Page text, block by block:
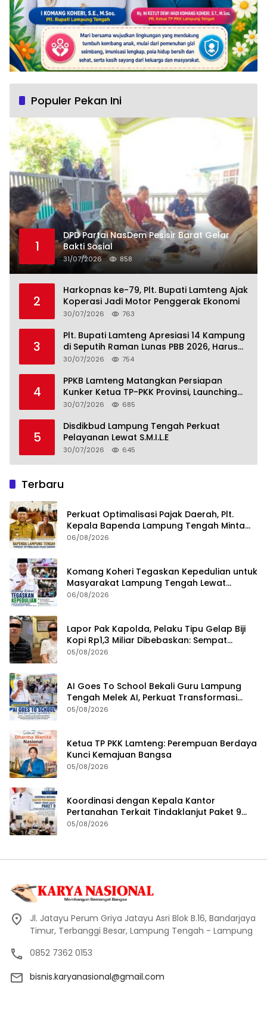
Populer Pekan Ini
1
DPD Partai NasDem Pesisir Barat Gelar
Bakti Sosial
31/07/2026 858
2
Harkopnas ke-79, Plt. Bupati Lamteng Ajak
Koperasi Jadi Motor Penggerak Ekonomi
30/07/2026 763
3
Plt. Bupati Lamteng Apresiasi 14 Kampung
di Seputih Raman Lunas PBB 2026, Harus
Jadi Contoh!
30/07/2026 754
4
PPKB Lamteng Matangkan Persiapan
Kunker Ketua TP-PKK Provinsi, Launching
Sekolah Lansia di 14 Kampung Jadi Fokus
30/07/2026 685
5
Disdikbud Lampung Tengah Perkuat
Pelayanan Lewat S.M.I.L.E
30/07/2026 645
Terbaru
Perkuat Optimalisasi Pajak Daerah, Plt.
Kepala Bapenda Lampung Tengah Minta
Seluruh Pengelola Tingkatkan Inovasi dan
06/08/2026
Komang Koheri Tegaskan Kepedulian untuk
Masyarakat Lampung Tengah Lewat
Penyaluran Bantuan Disabilitas
06/08/2026
Lapor Pak Kapolda, Pelaku Tipu Gelap Biji
Kopi Rp1,3 Miliar Dibebaskan: Sempat
Ditangkap di Jawa Tengah dan Ditahan di
05/08/2026
AI Goes To School Bekali Guru Lampung
Tengah Melek AI, Perkuat Transformasi
Pendidikan Digital
05/08/2026
Ketua TP PKK Lamteng: Perempuan Berdaya
Kunci Kemajuan Bangsa
05/08/2026
Koordinasi dengan Kepala Kantor
Pertanahan Terkait Tindaklanjut Paket 9
Program Penguatan Ekonomi Daerah
05/08/2026
Jl. Jatayu Perum Griya Jatayu Asri Blok B.16, Bandarjaya
Timur, Terbanggi Besar, Lampung Tengah - Lampung
0852 7362 0153
bisnis.karyanasional@gmail.com